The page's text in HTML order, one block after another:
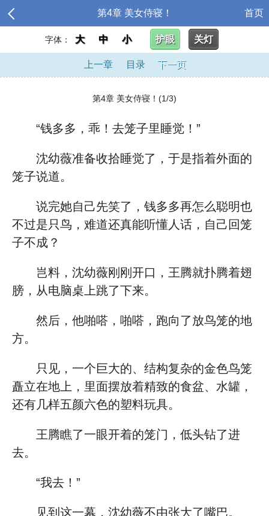
第4章 美女侍寝！ 首页
字体： 大 中 小 护眼 关灯
上一章 目录 下一页
第4章 美女侍寝！(1/3)
“钱多多，乖！去笼子里睡觉！”
沈幼薇准备收拾睡觉了，于是指着外面的
笼子说道。
说完她自己先笑了，钱多多再怎么聪明也
不过是只鸟，难道还真能听懂人话，自己回笼
子不成？
岂料，沈幼薇刚刚开口，王腾就扑腾着翅
膀，从电脑桌上跳了下来。
然后，他啪嗒，啪嗒，跑向了放鸟笼的地
方。
只见，一个巨大的、结构复杂的金色鸟笼
矗立在地上，里面摆放着精致的食盆、水罐，
还有几样五颜六色的塑料玩具。
王腾瞧了一眼开着的笼门，低头钻了进
去。
“我去！”
见到这一幕，沈幼薇不由张大了嘴巴。